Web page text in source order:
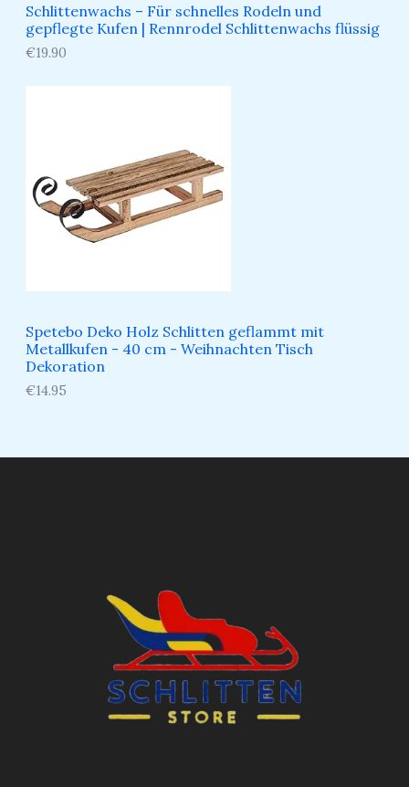
Schlittenwachs – Für schnelles Rodeln und
gepflegte Kufen​ | Rennrodel Schlittenwachs flüssig
€19.90
Spetebo Deko Holz Schlitten geflammt mit
Metallkufen - 40 cm - Weihnachten Tisch
Dekoration
€14.95